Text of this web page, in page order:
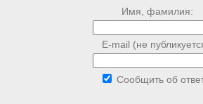
Имя, фамилия:
E-mail (не
Сообщить об